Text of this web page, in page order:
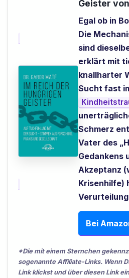
Geister
Egal ob in
Die
sind
erklärt mit
knallharter
Sucht fast
Schmerz
Vater des
Gedankens
Akzeptanz
Krisenhilfe)
Bei
*Die mit einem Sternchen
sogenannte Affiliate-Links. Wenn
Link klickst und über diesen Link